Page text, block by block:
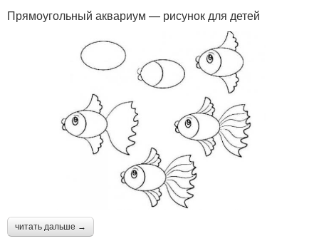
Прямоугольный аквариум — рисунок для детей
читать дальше →